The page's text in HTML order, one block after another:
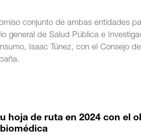
conjunto de ambas entidades
general de Salud Pública e
Isaac Túnez, con el Consejo
hoja de ruta en 2024 con el